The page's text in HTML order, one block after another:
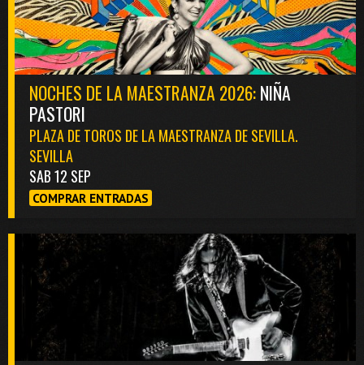
NOCHES DE LA MAESTRANZA 2026:NIÑA
PASTORI
PLAZA DE TOROS DE LA MAESTRANZA DE SEVILLA.
SEVILLA
SAB 12 SEP
COMPRAR ENTRADAS